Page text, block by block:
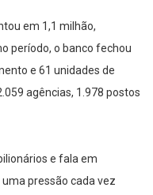
em 1,1 milhão,
período, o banco fechou
e 61 unidades de
agências, 1.978 postos
e fala em
pressão cada vez